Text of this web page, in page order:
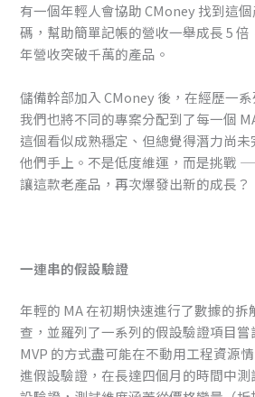
有一個年輕人會協助 CMoney 找到這
碼，幫助簡單記帳的營收一舉成長 5
年營收突破千萬的產品。
儲備幹部加入 CMoney 後，在經歷一
我們也將不同的專案分配到了每一個
這個看似成熟穩定、但總覺得潛力尚
他們手上。不是低度維運，而是挑戰
讓這款老產品，再次爆發出新的成長？
一連串的假設驗證
年輕的 MA 在初期快速進行了數據的
查，並羅列了一系列的假設驗證項目
MVP 的方式盡可能在不動用工程資源
進假設驗證，在長達四個月的時間中測